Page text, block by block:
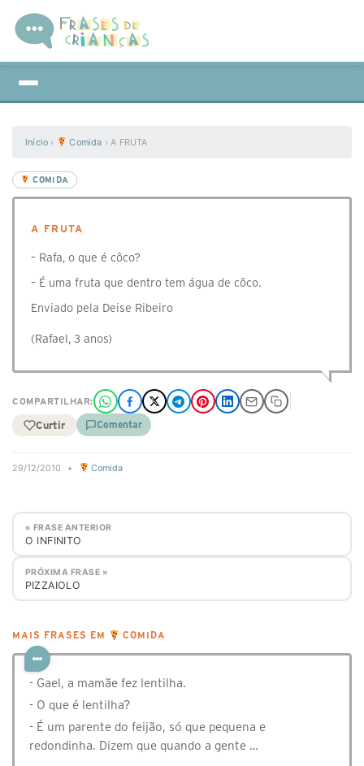
Início › Comida ›A FRUTA
COMIDA
A FRUTA
– Rafa, o que é côco?
– É uma fruta que dentro tem água de côco.
Enviado pela Deise Ribeiro
(Rafael, 3 anos)
COMPARTILHAR:
Curtir Comentar
29/12/2010 • Comida
« FRASE ANTERIOR
O INFINITO
PRÓXIMA FRASE »
PIZZAIOLO
MAIS FRASES EM COMIDA
- Gael, a mamãe fez lentilha.
- O que é lentilha?
- É um parente do feijão, só que pequena e
redondinha. Dizem que quando a gente …